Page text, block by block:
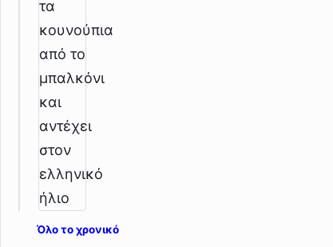
Όλο το χρονικό